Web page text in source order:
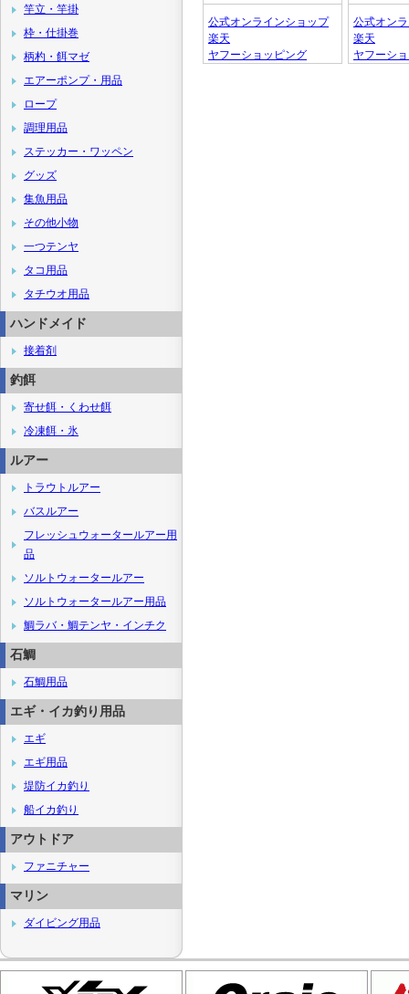
公式オンラインショップ
楽天
ヤフーショッピング
公式オン
楽天
ヤフーシ
竿立・竿掛
枠・仕掛巻
柄杓・餌マゼ
エアーポンプ・用品
ロープ
調理用品
ステッカー・ワッペン
グッズ
集魚用品
その他小物
一つテンヤ
タコ用品
タチウオ用品
ハンドメイド
接着剤
釣餌
寄せ餌・くわせ餌
冷凍餌・氷
ルアー
トラウトルアー
バスルアー
フレッシュウォータールアー用
品
ソルトウォータールアー
ソルトウォータールアー用品
鯛ラバ・鯛テンヤ・インチク
石鯛
石鯛用品
エギ・イカ釣り用品
エギ
エギ用品
堤防イカ釣り
船イカ釣り
アウトドア
ファニチャー
マリン
ダイビング用品